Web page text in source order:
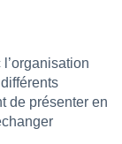
de présenter en